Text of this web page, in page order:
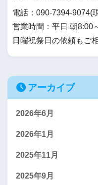
電話：090-7394-9074(
営業時間：平日 朝8:00
日曜祝祭日の依頼もご
アーカイブ
2026年6月
2026年1月
2025年11月
2025年9月